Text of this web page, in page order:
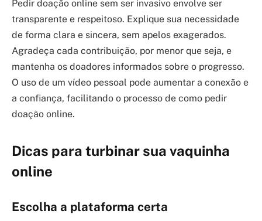
Pedir doação online sem ser invasivo envolve ser
transparente e respeitoso. Explique sua necessidade
de forma clara e sincera, sem apelos exagerados.
Agradeça cada contribuição, por menor que seja, e
mantenha os doadores informados sobre o progresso.
O uso de um vídeo pessoal pode aumentar a conexão e
a confiança, facilitando o processo de como pedir
doação online.
Dicas para turbinar sua vaquinha
online
Escolha a plataforma certa